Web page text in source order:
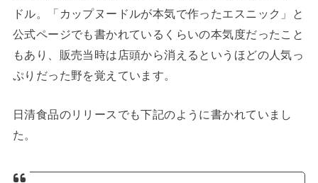
ドル。「カップヌードルが本気で作ったエスニック」と
公式ページでも書かれているくらいの本気度だったこと
もあり、販売当時は店頭から消えるというほどの人気っ
ぷりだった野を覚えています。
日清食品のリリースでも下記のように書かれていまし
た。